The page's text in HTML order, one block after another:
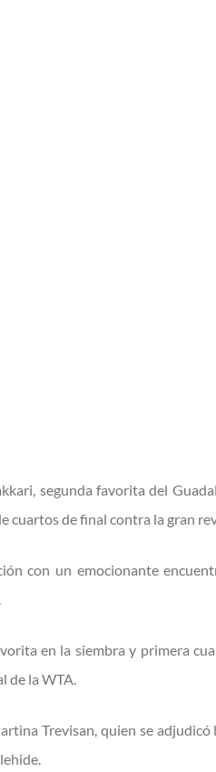
segunda favorita del
de final contra la gran
con un emocionante
en la siembra y primera
de la WTA.
Trevisan, quien se